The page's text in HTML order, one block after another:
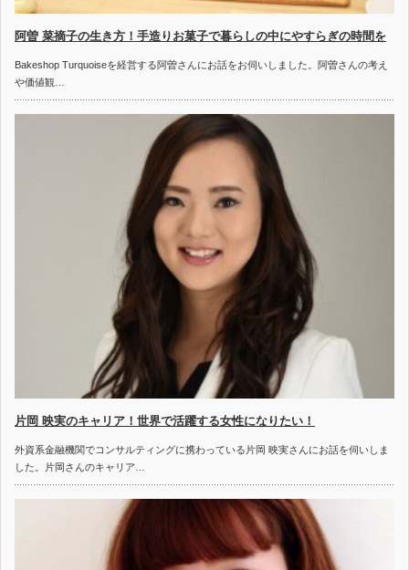
阿曽 菜摘子の生き方！手造りお菓子で暮らしの中にやすらぎの時間を
Bakeshop Turquoiseを経営する阿曽さんにお話をお伺いしました。阿曽さんの考え
や価値観…
片岡 映実のキャリア！世界で活躍する女性になりたい！
外資系金融機関でコンサルティングに携わっている片岡 映実さんにお話を伺いしま
した。片岡さんのキャリア…